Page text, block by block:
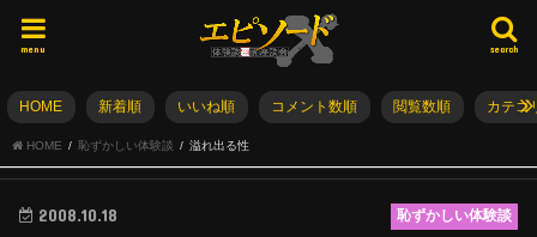
search
menu
HOME 新着順 いいね順 コメント数順 閲覧数順 カテゴ
HOME 恥ずかしい体験談 溢れ出る性
恥ずかしい体験談
2008.10.18